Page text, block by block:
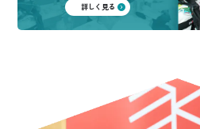
詳しく見る